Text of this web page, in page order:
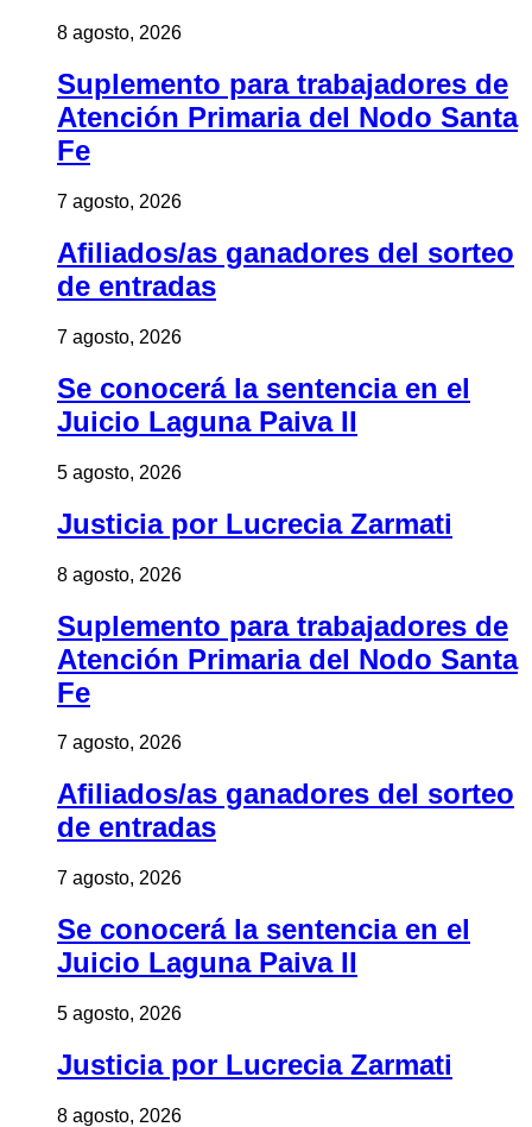
8 agosto, 2026
Suplemento para trabajadores de
Atención Primaria del Nodo Santa
Fe
7 agosto, 2026
Afiliados/as ganadores del sorteo
de entradas
7 agosto, 2026
Se conocerá la sentencia en el
Juicio Laguna Paiva II
5 agosto, 2026
Justicia por Lucrecia Zarmati
8 agosto, 2026
Suplemento para trabajadores de
Atención Primaria del Nodo Santa
Fe
7 agosto, 2026
Afiliados/as ganadores del sorteo
de entradas
7 agosto, 2026
Se conocerá la sentencia en el
Juicio Laguna Paiva II
5 agosto, 2026
Justicia por Lucrecia Zarmati
8 agosto, 2026